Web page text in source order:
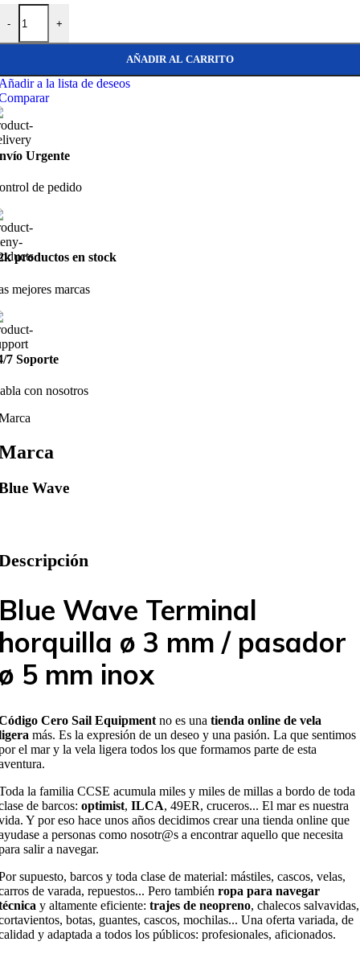
-
Wave Terminal horquilla ø 3 mm / pasador ø 5 mm inox cantidad
+
AÑADIR AL CARRITO
a la lista de deseos
Urgente
de pedido
productos en stock
mejores marcas
7 Soporte
con nosotros
Wave
Wave Terminal
ø 3 mm / pasador
5 mm inox
Cero Sail Equipment no es una tienda online de vela
más. Es la expresión de un deseo y una pasión. La que sentimos
el mar y la vela ligera todos los que formamos parte de esta
la familia CCSE acumula miles y miles de millas a bordo de toda
de barcos: optimist, ILCA, 49ER, cruceros... El mar es nuestra
Y por eso hace unos años decidimos crear una tienda online que
a personas como nosotr@s a encontrar aquello que necesita
salir a navegar.
supuesto, barcos y toda clase de material: mástiles, cascos, velas,
de varada, repuestos... Pero también ropa para navegar
y altamente eficiente: trajes de neopreno, chalecos salvavidas,
botas, guantes, cascos, mochilas... Una oferta variada, de
y adaptada a todos los públicos: profesionales, aficionados.